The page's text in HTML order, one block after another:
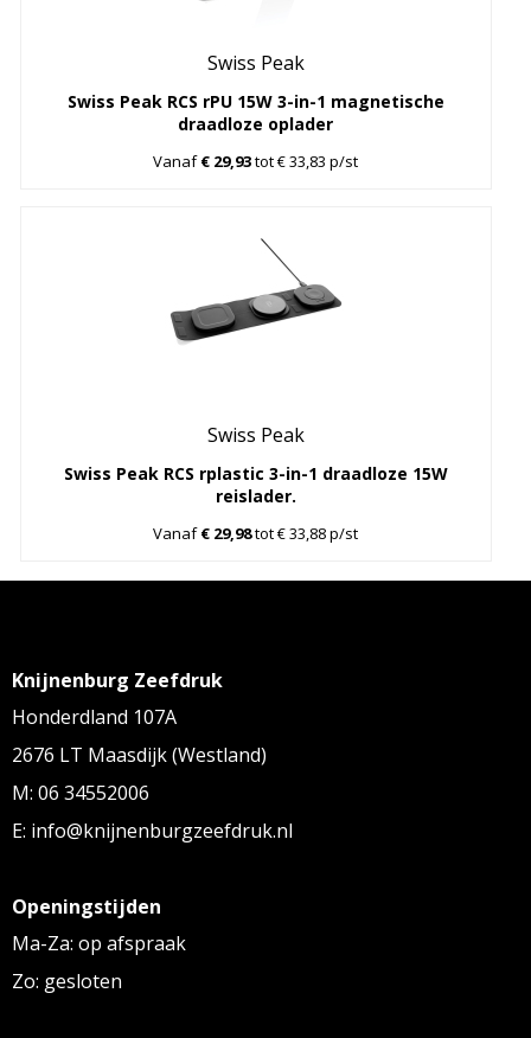
Swiss Peak
Swiss Peak RCS rPU 15W 3-in-1 magnetische
draadloze oplader
Vanaf€ 29,93tot € 33,83 p/st
Swiss Peak
Swiss Peak RCS rplastic 3-in-1 draadloze 15W
reislader.
Vanaf€ 29,98tot € 33,88 p/st
Knijnenburg Zeefdruk
Honderdland 107A
2676 LT Maasdijk (Westland)
M: 06 34552006
E: info@knijnenburgzeefdruk.nl
Openingstijden
Ma-Za: op afspraak
Zo: gesloten